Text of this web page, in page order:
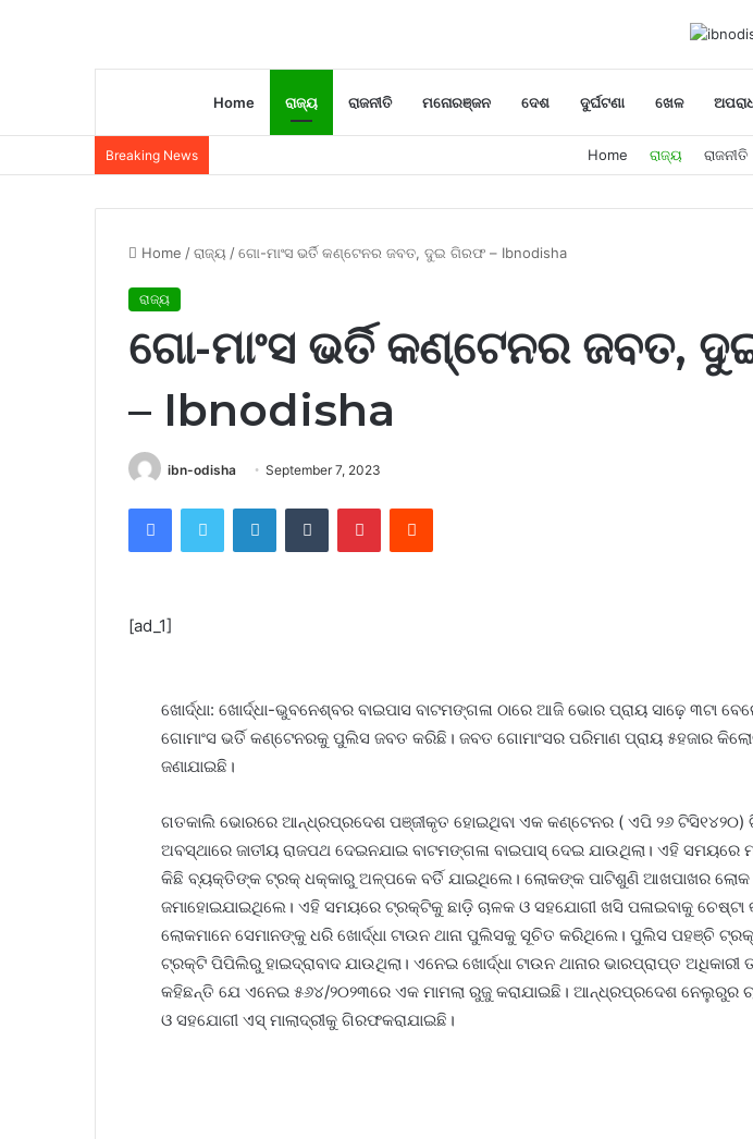
Home ରାଜ୍ୟ ରାଜନୀତି ମନୋରଞ୍ଜନ ଦେଶ ଦୁର୍ଘଟଣା ଖେଳ
Breaking News Home ରାଜ୍ୟ ରାଜନୀତି
Home /ରାଜ୍ୟ /ଗୋ-ମାଂସ ଭର୍ତି କଣ୍ଟେନର ଜବତ, ଦୁଇ ଗିରଫ – Ibnodisha
ରାଜ୍ୟ
ଗୋ-ମାଂସ ଭର୍ତି କଣ୍ଟେନର ଜବତ,
– Ibnodisha
ibn-odisha September 7, 2023
FacebookTwitter LinkedInTumblr PinterestReddit
[ad_1]
ଖୋର୍ଦ୍ଧା: ଖୋର୍ଦ୍ଧା-ଭୁବନେଶ୍ବର ବାଇପାସ ବାଟମଙ୍ଗଳା ଠାରେ ଆଜି ଭୋର ପ୍ରାୟ ସାଢ଼େ ୩ଟା
ଗୋମାଂସ ଭର୍ତି କଣ୍ଟେନରକୁ ପୁଲିସ ଜବତ କରିଛି। ଜବତ ଗୋମାଂସର ପରିମାଣ ପ୍ରାୟ ୫ହଜାର
ଜଣାଯାଇଛି।
ଗତକାଲି ଭୋରରେ ଆନ୍ଧ୍ରପ୍ରଦେଶ ପଞ୍ଜୀକୃତ ହୋଇଥିବା ଏକ କଣ୍ଟେନର ( ଏପି ୨୬ ଟିସି୧୪୨୦)
ଅବସ୍ଥାରେ ଜାତୀୟ ରାଜପଥ ଦେଇନଯାଇ ବାଟମଙ୍ଗଳା ବାଇପାସ୍‌ ଦେଇ ଯାଉଥିଲା। ଏହି ସମୟରେ
କିଛି ବ୍ୟକ୍ତିଙ୍କ ଟ୍ରକ୍‌ ଧକ୍କାରୁ ଅଳ୍ପକେ ବର୍ତି ଯାଇଥିଲେ। ଲୋକଙ୍କ ପାଟିଶୁଣି ଆଖପାଖର ଲୋକ
ଜମାହୋଇଯାଇଥିଲେ। ଏହି ସମୟରେ ଟ୍ରକ୍‌ଟିକୁ ଛାଡ଼ି ଚାଳକ ଓ ସହଯୋଗୀ ଖସି ପଳାଇବାକୁ ଚେଷ୍ଟା
ଲୋକମାନେ ସେମାନଙ୍କୁ ଧରି ଖୋର୍ଦ୍ଧା ଟାଉନ ଥାନା ପୁଲିସକୁ ସୂଚିତ କରିଥିଲେ। ପୁଲିସ ପହଞ୍ଚି
ଟ୍ରକ୍‌ଟି ପିପିଲିରୁ ହାଇଦ୍ରାବାଦ ଯାଉଥିଲା। ଏନେଇ ଖୋର୍ଦ୍ଧା ଟାଉନ ଥାନାର ଭାରପ୍ରାପ୍ତ
କହିଛନ୍ତି ଯେ ଏନେଇ ୫୬୪/୨୦୨୩ରେ ଏକ ମାମଲା ରୁଜୁ କରାଯାଇଛି। ଆନ୍ଧ୍ରପ୍ରଦେଶ ନେଲୁରୁର
ଓ ସହଯୋଗୀ ଏସ୍‌ ମାଲାଦ୍ରୀକୁ ଗିରଫକରାଯାଇଛି।